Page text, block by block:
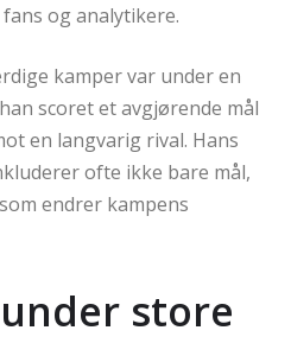
og analytikere.
kamper var under en
scoret et avgjørende mål
en langvarig rival. Hans
ofte ikke bare mål,
endrer kampens
store